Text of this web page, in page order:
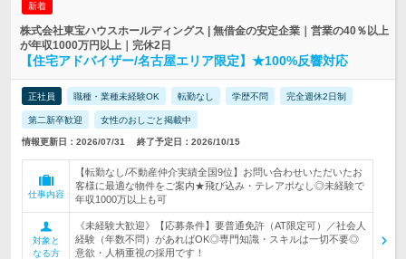
新着
株式会社東宝ハウスホールディングス | 無借金の安定企業｜営業の40％以上
が年収1000万円以上｜完休2日
【住宅アドバイザー/名古屋エリア限定】★100%反響対応
正社員 職種・業種未経験OK 転勤なし 学歴不問 完全週休2日制
第二新卒歓迎 女性のおしごと掲載中
情報更新日：2026/07/31 終了予定日：2026/10/15
仕事内容
【転勤なし/不動産仲介実績全国9位】お問い合わせいただいたお
客様に最適な物件をご案内★飛び込み・テレアポなし◎未経験で
年収1000万以上も可
対象と
なる方
《未経験大歓迎》【応募条件】要普通免許（AT限定可）／社会人
経験（年数不問）があればOK◎専門知識・スキルは一切不要◎
意欲・人柄重視の採用です！